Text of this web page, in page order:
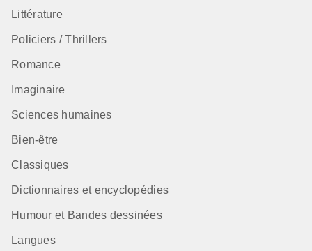
Littérature
Policiers / Thrillers
Romance
Imaginaire
Sciences humaines
Bien-être
Classiques
Dictionnaires et encyclopédies
Humour et Bandes dessinées
Langues